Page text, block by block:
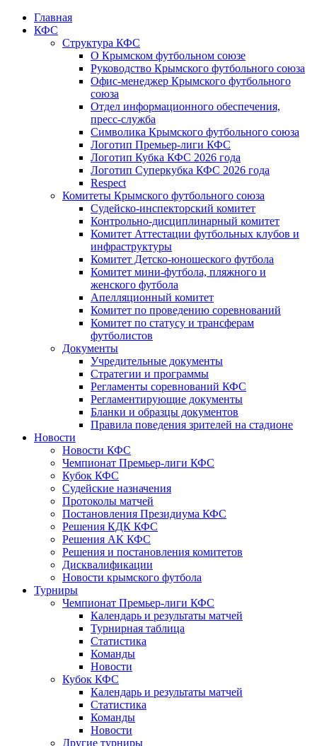
Главная
КФС
Структура КФС
О Крымском футбольном союзе
Руководство Крымского футбольного союза
Офис-менеджер Крымского футбольного
союза
Отдел информационного обеспечения,
пресс-служба
Символика Крымского футбольного союза
Логотип Премьер-лиги КФС
Логотип Кубка КФС 2026 года
Логотип Суперкубка КФС 2026 года
Respect
Комитеты Крымского футбольного союза
Судейско-инспекторский комитет
Контрольно-дисциплинарный комитет
Комитет Аттестации футбольных клубов и
инфраструктуры
Комитет Детско-юношеского футбола
Комитет мини-футбола, пляжного и
женского футбола
Апелляционный комитет
Комитет по проведению соревнований
Комитет по статусу и трансферам
футболистов
Документы
Учредительные документы
Стратегии и программы
Регламенты соревнований КФС
Регламентирующие документы
Бланки и образцы документов
Правила поведения зрителей на стадионе
Новости
Новости КФС
Чемпионат Премьер-лиги КФС
Кубок КФС
Судейские назначения
Протоколы матчей
Постановления Президиума КФС
Решения КДК КФС
Решения АК КФС
Решения и постановления комитетов
Дисквалификации
Новости крымского футбола
Турниры
Чемпионат Премьер-лиги КФС
Календарь и результаты матчей
Турнирная таблица
Статистика
Команды
Новости
Кубок КФС
Календарь и результаты матчей
Статистика
Команды
Новости
Другие турниры